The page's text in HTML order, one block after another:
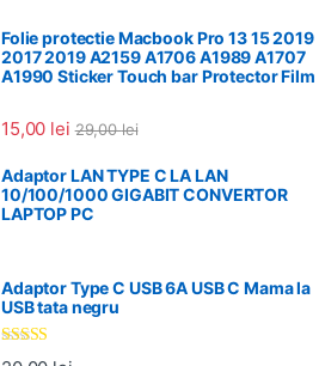
Folie protectie Macbook Pro 13 15 2019
2017 2019 A2159 A1706 A1989 A1707
A1990 Sticker Touch bar Protector Film
15,00 lei 29,00lei
Adaptor LAN TYPE C LA LAN
10/100/1000 GIGABIT CONVERTOR
LAPTOP PC
Adaptor Type C USB 6A USB C Mama la
USB tata negru
Evaluat la